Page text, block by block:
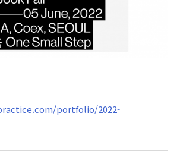
portfolio/2022-